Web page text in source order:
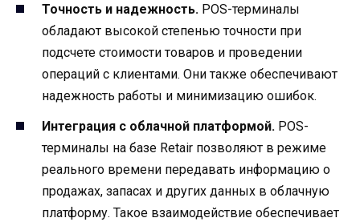
Точность и надежность. POS-терминалы
обладают высокой степенью точности при
подсчете стоимости товаров и проведении
операций с клиентами. Они также обеспечивают
надежность работы и минимизацию ошибок.
Интеграция с облачной платформой. POS-
терминалы на базе Retair позволяют в режиме
реального времени передавать информацию о
продажах, запасах и других данных в облачную
платформу. Такое взаимодействие обеспечивает